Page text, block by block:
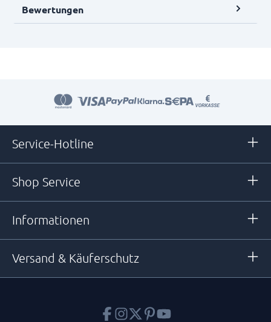
Bewertungen
Service-Hotline
Shop Service
Informationen
Versand & Käuferschutz